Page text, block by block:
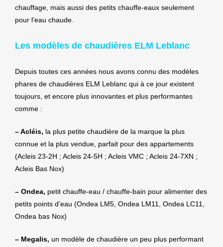
chauffage, mais aussi des petits chauffe-eaux seulement
pour l’eau chaude.
Les modèles de chaudières ELM Leblanc
Depuis toutes ces années nous avons connu des modèles
phares de chaudières ELM Leblanc qui à ce jour existent
toujours, et encore plus innovantes et plus performantes
comme :
– Acléis, la plus petite chaudière de la marque la plus
connue et la plus vendue, parfait pour des appartements
(Acleis 23-2H ; Acleis 24-5H ; Acleis VMC ; Acleis 24-7XN ;
Acleis Bas Nox)
– Ondea, petit chauffe-eau / chauffe-bain pour alimenter des
petits points d’eau (Ondea LM5, Ondea LM11, Ondea LC11,
Ondea bas Nox)
– Megalis, un modèle de chaudière un peu plus performant